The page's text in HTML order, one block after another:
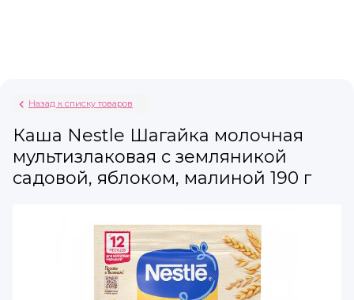
Назад к списку товаров
Каша Nestle Шагайка молочная
мультизлаковая с земляникой
садовой, яблоком, малиной 190 г